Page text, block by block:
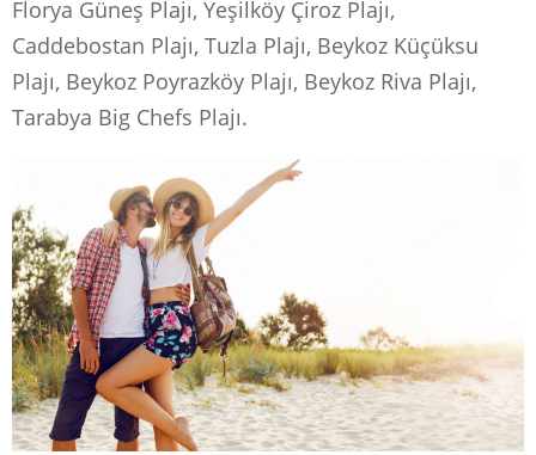
Florya Güneş Plajı, Yeşilköy Çiroz Plajı,
Caddebostan Plajı, Tuzla Plajı, Beykoz Küçüksu
Plajı, Beykoz Poyrazköy Plajı, Beykoz Riva Plajı,
Tarabya Big Chefs Plajı.